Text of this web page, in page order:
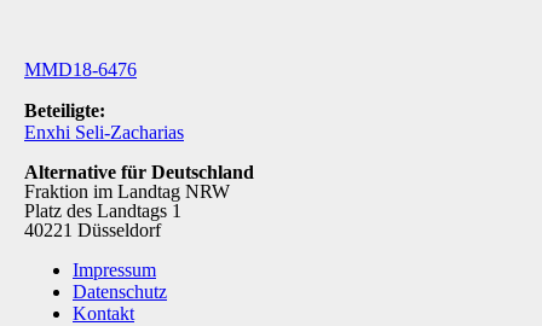
MMD18-6476
Beteiligte:
Enxhi Seli-Zacharias
Alternative für Deutschland
Fraktion im Landtag NRW
Platz des Landtags 1
40221 Düsseldorf
Impressum
Datenschutz
Kontakt